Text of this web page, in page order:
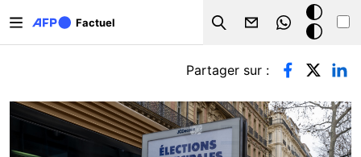
Factuel
Search
Mode
sombre
Onglets principaux
Partager sur :